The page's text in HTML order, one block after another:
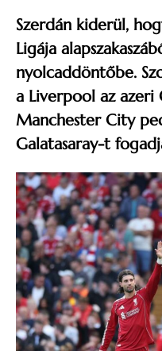
Szerdán kiderül,
Ligája
nyolcaddöntőbe.
a Liverpool az azeri
Manchester City
Galatasaray-t